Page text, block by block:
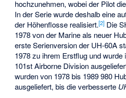
hochzunehmen, wobei der Pilot
In der Serie wurde deshalb eine
der Höhenflosse realisiert.[2] Die
1978 von der Marine als neuer
erste Serienversion der UH-60A
1978 zu ihrem Erstflug und wurde
101st Airborne Division
wurden von 1978 bis 1989 980
ausgeliefert, bis die verbesserte